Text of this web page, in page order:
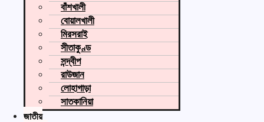
বাঁশখালী
বোয়ালখালী
মিরসরাই
সীতাকুণ্ড
সন্দ্বীপ
রাউজান
লোহাগাড়া
সাতকানিয়া
জাতীয়